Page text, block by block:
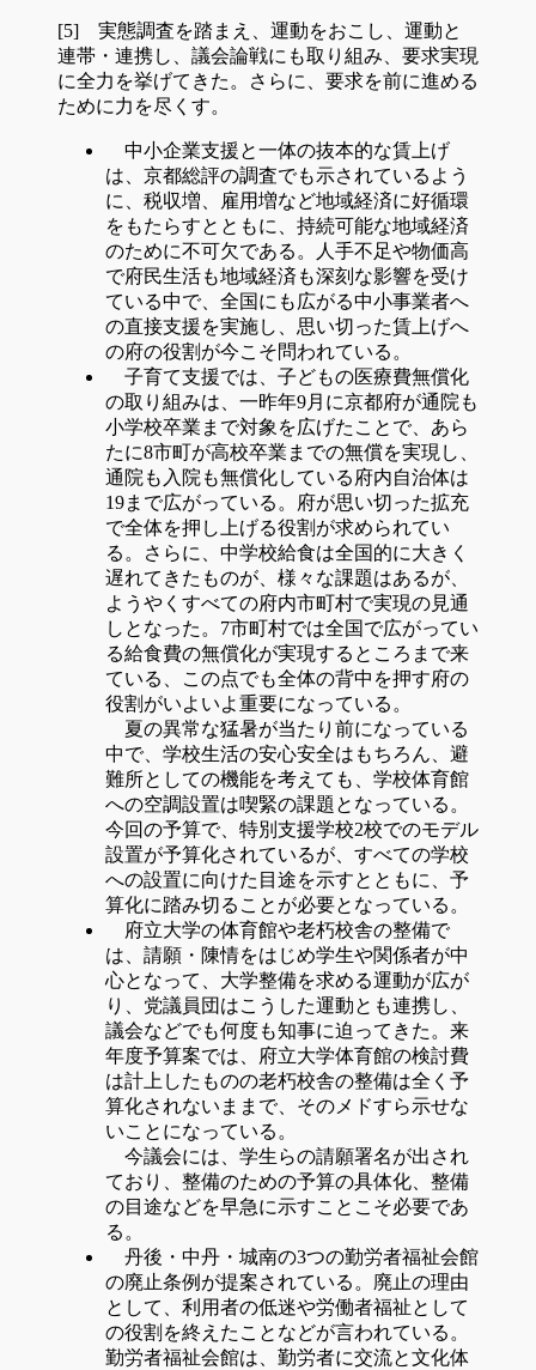
[5] 実態調査を踏まえ、運動をおこし、運動と
連帯・連携し、議会論戦にも取り組み、要求実現
に全力を挙げてきた。さらに、要求を前に進める
ために力を尽くす。
中小企業支援と一体の抜本的な賃上げ
は、京都総評の調査でも示されているよう
に、税収増、雇用増など地域経済に好循環
をもたらすとともに、持続可能な地域経済
のために不可欠である。人手不足や物価高
で府民生活も地域経済も深刻な影響を受け
ている中で、全国にも広がる中小事業者へ
の直接支援を実施し、思い切った賃上げへ
の府の役割が今こそ問われている。
子育て支援では、子どもの医療費無償化
の取り組みは、一昨年9月に京都府が通院も
小学校卒業まで対象を広げたことで、あら
たに8市町が高校卒業までの無償を実現し、
通院も入院も無償化している府内自治体は
19まで広がっている。府が思い切った拡充
で全体を押し上げる役割が求められてい
る。さらに、中学校給食は全国的に大きく
遅れてきたものが、様々な課題はあるが、
ようやくすべての府内市町村で実現の見通
しとなった。7市町村では全国で広がってい
る給食費の無償化が実現するところまで来
ている、この点でも全体の背中を押す府の
役割がいよいよ重要になっている。
夏の異常な猛暑が当たり前になっている
中で、学校生活の安心安全はもちろん、避
難所としての機能を考えても、学校体育館
への空調設置は喫緊の課題となっている。
今回の予算で、特別支援学校2校でのモデル
設置が予算化されているが、すべての学校
への設置に向けた目途を示すとともに、予
算化に踏み切ることが必要となっている。
府立大学の体育館や老朽校舎の整備で
は、請願・陳情をはじめ学生や関係者が中
心となって、大学整備を求める運動が広が
り、党議員団はこうした運動とも連携し、
議会などでも何度も知事に迫ってきた。来
年度予算案では、府立大学体育館の検討費
は計上したものの老朽校舎の整備は全く予
算化されないままで、そのメドすら示せな
いことになっている。
今議会には、学生らの請願署名が出され
ており、整備のための予算の具体化、整備
の目途などを早急に示すことこそ必要であ
る。
丹後・中丹・城南の3つの勤労者福祉会館
の廃止条例が提案されている。廃止の理由
として、利用者の低迷や労働者福祉として
の役割を終えたことなどが言われている。
勤労者福祉会館は、勤労者に交流と文化体